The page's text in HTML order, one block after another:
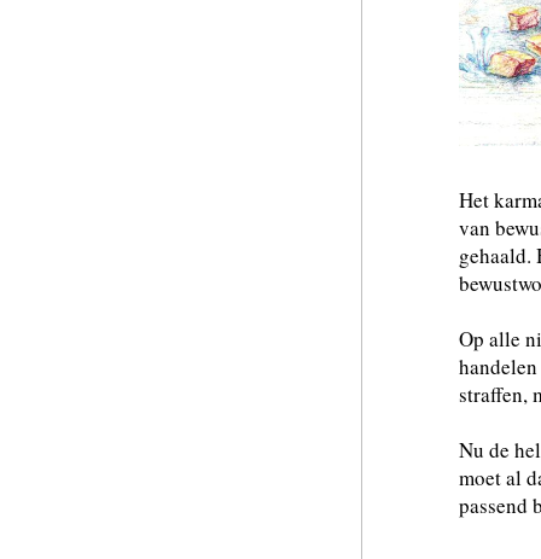
Het
van
gehaald.
Op alle
straffen,
Nu de
moet al
passend